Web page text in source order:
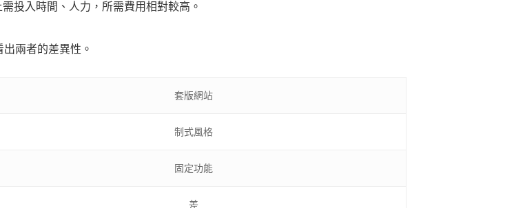
投入時間、人力，所需費用相對較高。
兩者的差異性。
套版網站
制式風格
固定功能
差